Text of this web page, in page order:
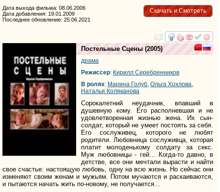
Скачать и Смотреть
Дата выхода фильма: 08.06.2006
Дата добавления: 19.01.2009
Последнее обновление: 25.06.2021
смотреть
Постельные Сцены (2005)
драма
Режиссер: Кирилл Серебренников
В ролях: Марина Голуб Ольга Хохлова
Наталья Коляканова
Сорокалетний неудачник, впавший в
душевную кому. Его располневшая и не
удовлетворенная жизнью жена. Их сын-
солдат, который не умеет постоять за себя.
Его сослуживец, которого не любят
родители. Любовница сослуживца, которая
платит молоденькому солдату за секс.
Муж любовницы - гей... Когда-то давно, в
детстве, все они мечтали вырасти и найти
свое счастье: настоящую любовь, одну на всю жизнь. Но сейчас они
изменяют своим женам и мужьям. Потом мучаются и раскаиваются,
и пытаются начать жить по-новому, не получается...